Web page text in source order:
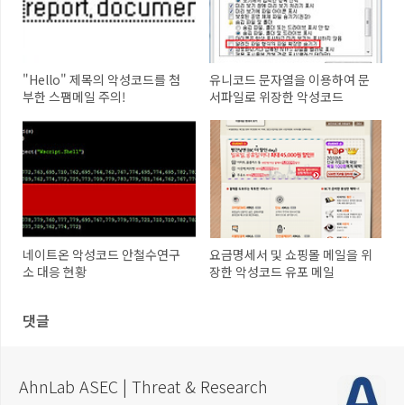
"Hello" 제목의 악성코드를 첨
부한 스팸메일 주의!
유니코드 문자열을 이용하여 문
서파일로 위장한 악성코드
네이트온 악성코드 안철수연구
소 대응 현황
요금명세서 및 쇼핑몰 메일을 위
장한 악성코드 유포 메일
댓글
AhnLab ASEC | Threat & Research